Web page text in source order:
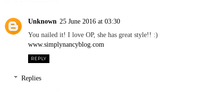
Unknown 25 June 2016 at 03:30
You nailed it! I love OP, she has great style!! :)
www.simplynancyblog.com
REPLY
Replies